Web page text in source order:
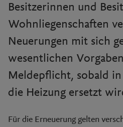
Besitzerinnen und
Wohnliegenschaften
Neuerungen mit sich
wesentlichen
Meldepflicht, sobald
die Heizung ersetzt
Für die Erneuerung gelten